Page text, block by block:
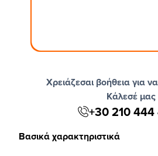
Χρειάζεσαι βοήθεια για
Κάλεσέ μας
+30 210
Βασικά χαρακτηριστικά